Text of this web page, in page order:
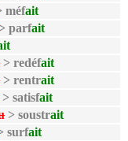
méfait
> parfait
> redéfait
> rentrait
> satisfait
> soustrait
surfait